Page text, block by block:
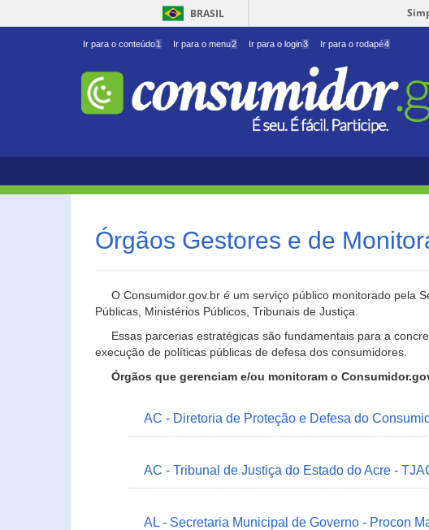
BRASIL
Ir para o conteúdo1 Ir para o menu2 Ir para o login3 Ir para o rodapé4
Órgãos Gestores e de
O Consumidor.gov.br é um serviço público monitorado pela
Públicas, Ministérios Públicos, Tribunais de Justiça.
Essas parcerias estratégicas são fundamentais para a
execução de políticas públicas de defesa dos consumidores.
Órgãos que gerenciam e/ou monitoram o
AC - Diretoria de Proteção e Defesa do
AC - Tribunal de Justiça do Estado do Acre -
AL - Secretaria Municipal de Governo - Procon